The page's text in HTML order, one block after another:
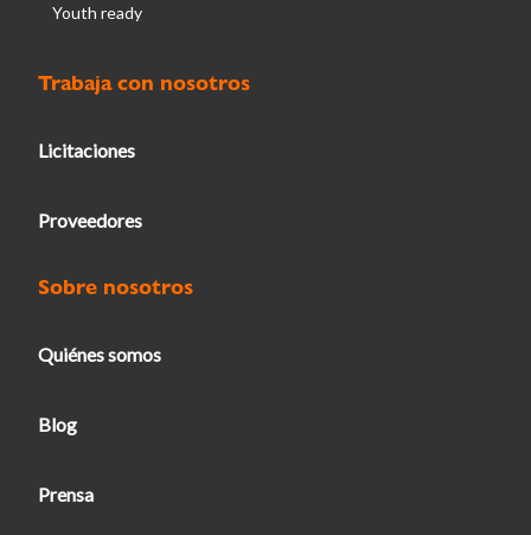
Youth ready
Trabaja con nosotros
Licitaciones
Proveedores
Sobre nosotros
Quiénes somos
Blog
Prensa